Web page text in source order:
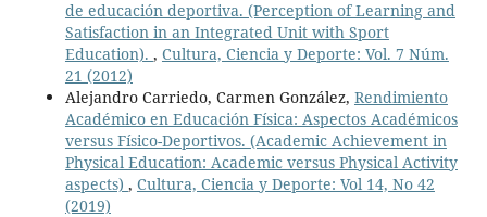
de educación deportiva. (Perception of Learning and
Satisfaction in an Integrated Unit with Sport
Education). , Cultura, Ciencia y Deporte: Vol. 7 Núm.
21 (2012)
Alejandro Carriedo, Carmen González, Rendimiento
Académico en Educación Física: Aspectos Académicos
versus Físico-Deportivos. (Academic Achievement in
Physical Education: Academic versus Physical Activity
aspects) , Cultura, Ciencia y Deporte: Vol 14, No 42
(2019)